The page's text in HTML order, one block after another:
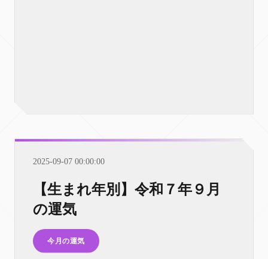
2025-09-07 00:00:00
【生まれ年別】令和７年９月
の運気
今月の運気